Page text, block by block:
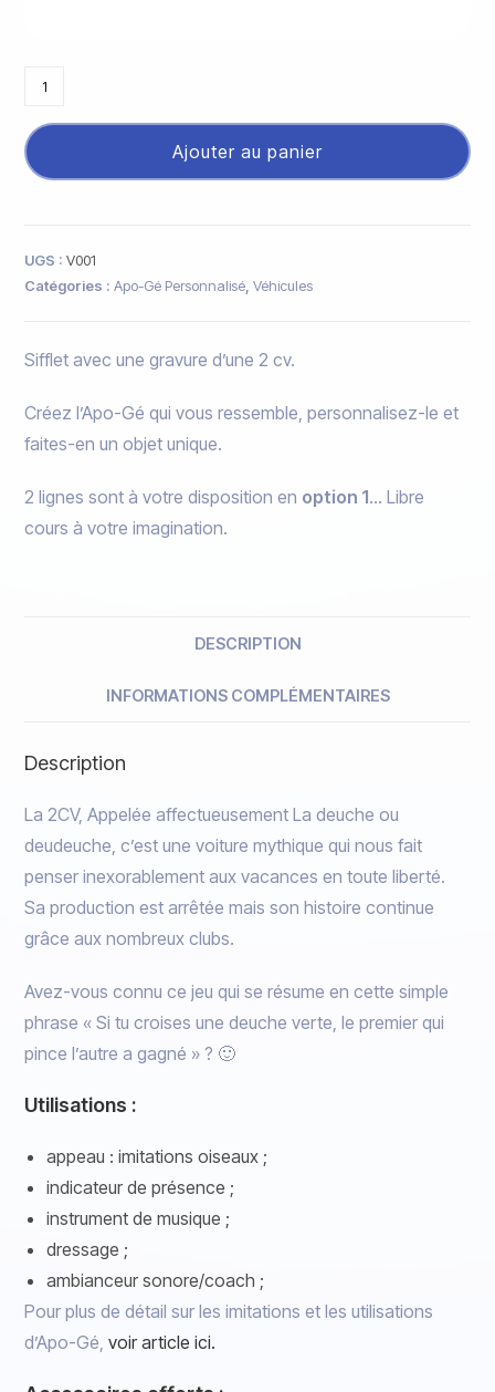
Ajouter au panier
UGS :V001
Catégories :Apo-Gé Personnalisé ,Véhicules
Sifflet avec une gravure d’une 2 cv.
Créez l’Apo-Gé qui vous ressemble, personnalisez-le et
faites-en un objet unique.
2 lignes sont à votre disposition en option 1… Libre
cours à votre imagination.
DESCRIPTION
INFORMATIONS COMPLÉMENTAIRES
Description
La 2CV, Appelée affectueusement La deuche ou
deudeuche, c’est une voiture mythique qui nous fait
penser inexorablement aux vacances en toute liberté.
Sa production est arrêtée mais son histoire continue
grâce aux nombreux clubs.
Avez-vous connu ce jeu qui se résume en cette simple
phrase « Si tu croises une deuche verte, le premier qui
pince l’autre a gagné » ? 🙂
Utilisations :
appeau : imitations oiseaux ;
indicateur de présence ;
instrument de musique ;
dressage ;
ambianceur sonore/coach ;
Pour plus de détail sur les imitations et les utilisations
d’Apo-Gé,voir article ici.